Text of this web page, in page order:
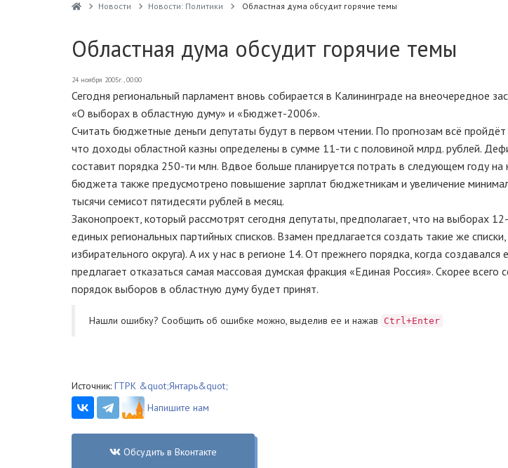
Новости Новости: Политики Областная дума обсудит горячие темы
Областная дума обсудит горячие темы
24 ноября 2005г., 00:00
Сегодня региональный парламент вновь собирается в Калининграде на внеочередное
«О выборах в областную думу» и «Бюджет-2006».
Считать бюджетные деньги депутаты будут в первом чтении. По прогнозам всё
что доходы областной казны определены в сумме 11-ти с половиной млрд. рублей.
составит порядка 250-ти млн. Вдвое больше планируется потрать в следующем году
бюджета также предусмотрено повышение зарплат бюджетникам и увеличение
тысячи семисот пятидесяти рублей в месяц.
Законопроект, который рассмотрят сегодня депутаты, предполагает, что на выборах
единых региональных партийных списков. Взамен предлагается создать такие же
избирательного округа). А их у нас в регионе 14. От прежнего порядка, когда
предлагает отказаться самая массовая думская фракция «Единая Россия». Скорее всего
порядок выборов в областную думу будет принят.
Нашли ошибку? Cообщить об ошибке можно, выделив ее и нажав Ctrl+Enter
Источник: ГТРК &quot;Янтарь&quot;
Напишите нам
Обсудить в Вконтакте